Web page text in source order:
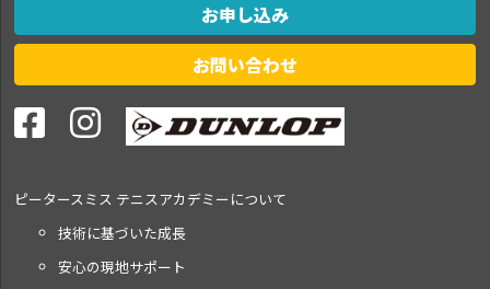
お申し込み
お問い合わせ
ピータースミス テニスアカデミーについて
技術に基づいた成長
安心の現地サポート